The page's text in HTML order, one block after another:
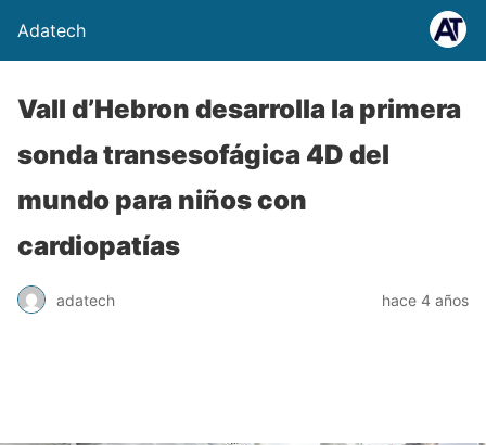
Adatech
Vall d’Hebron desarrolla la primera
sonda transesofágica 4D del
mundo para niños con
cardiopatías
adatech hace 4 años